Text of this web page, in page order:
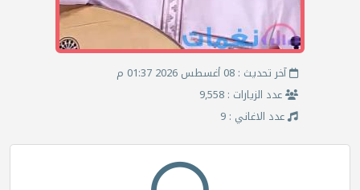
آخر تحديث : 08 أغسطس 2026 01:37 م
عدد الزيارات : 9,558
عدد الاغاني : 9